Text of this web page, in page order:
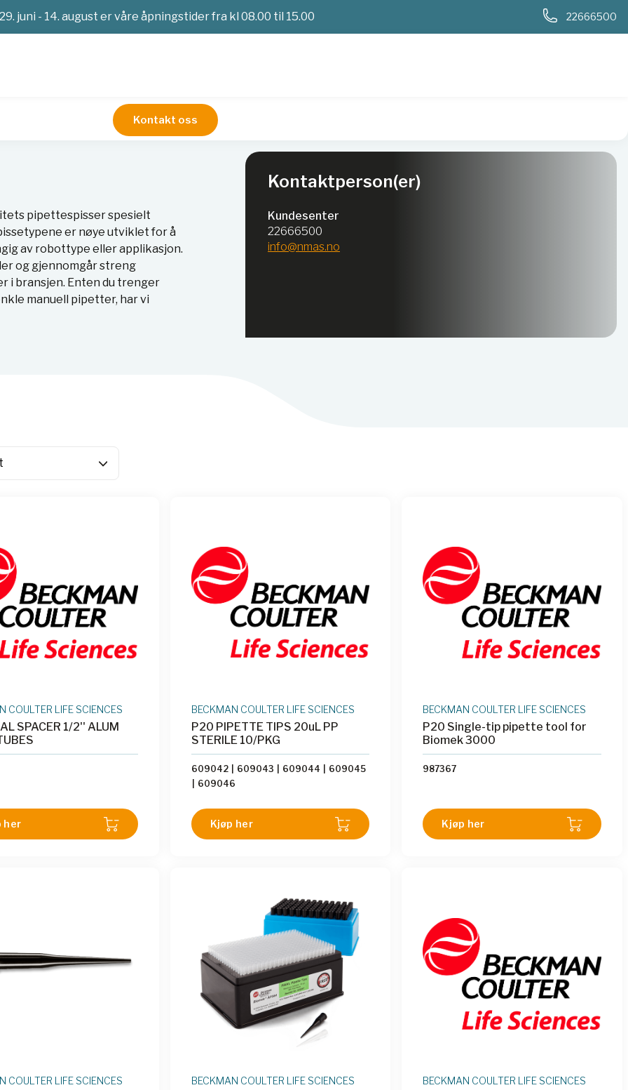
29. juni - 14. august er våre åpningstider fra kl 08.00 til 15.00 22666500
Kontakt oss
Robotspisser
pipettespisser spesielt
er nøye utviklet for å
av robottype eller applikasjon.
og gjennomgår streng
i bransjen. Enten du trenger
manuell pipetter, har vi
Kontaktperson(er)
Kundesenter
22666500
info@nmas.no
COULTER LIFE SCIENCES
SPACER 1/2'' ALUM
her
BECKMAN COULTER LIFE SCIENCES
P20 PIPETTE TIPS 20uL PP
STERILE 10/PKG
609042 609043 609044
609045
609046
Kjøp her
BECKMAN COULTER LIFE SCIENCES
P20 Single-tip pipette tool for
Biomek 3000
987367
Kjøp her
COULTER LIFE SCIENCES BECKMAN COULTER LIFE SCIENCES BECKMAN COULTER LIFE SCIENCES